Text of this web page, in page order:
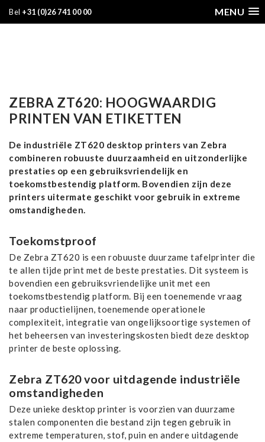
MENU
Bel +31 (0)26 741 00 00
ZEBRA ZT620: HOOGWAARDIG
PRINTEN VAN ETIKETTEN
De industriële ZT620 desktop printers van Zebra
combineren robuuste duurzaamheid en uitzonderlijke
prestaties op een gebruiksvriendelijk en
toekomstbestendig platform. Bovendien zijn deze
printers uitermate geschikt voor gebruik in extreme
omstandigheden.
Toekomstproof
De Zebra ZT620 is een robuuste duurzame tafelprinter die
te allen tijde print met de beste prestaties. Dit systeem is
bovendien een gebruiksvriendelijke unit met een
toekomstbestendig platform. Bij een toenemende vraag
naar productielijnen, toenemende operationele
complexiteit, integratie van ongelijksoortige systemen of
het beheersen van investeringskosten biedt deze desktop
printer de beste oplossing.
Zebra ZT620 voor uitdagende industriële
omstandigheden
Deze unieke desktop printer is voorzien van duurzame
stalen componenten die bestand zijn tegen gebruik in
extreme temperaturen, stof, puin en andere uitdagende